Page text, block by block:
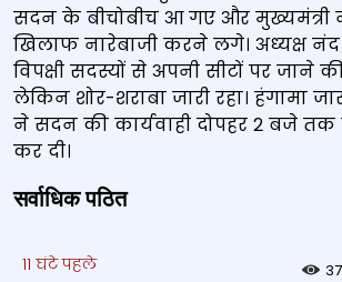
सदन के बीचोबीच आ गए और मुख्यमंत्री
खिलाफ नारेबाजी करने लगे। अध्‍यक्ष
विपक्षी सदस्यों से अपनी सीटों पर जाने
लेकिन शोर-शराबा जारी रहा। हंगामा
ने सदन की कार्यवाही दोपहर 2 बजे
कर दी।
सर्वाधिक पठित
11 घंटे पहले